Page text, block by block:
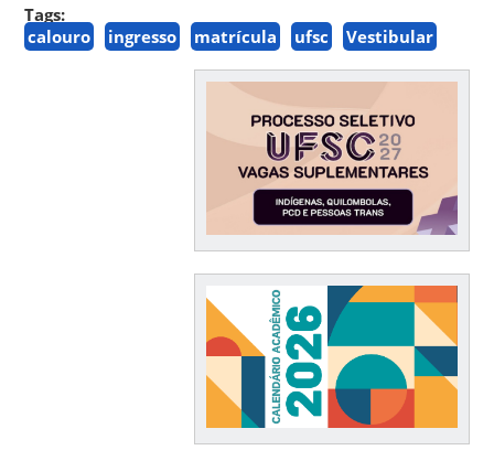
Tags:
calouro
ingresso matrícula ufsc Vestibular